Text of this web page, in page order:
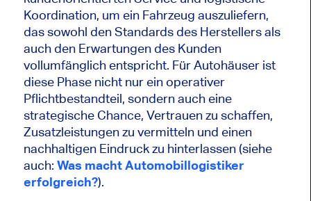
Koordination, um ein Fahrzeug auszuliefern,
das sowohl den Standards des Herstellers als
auch den Erwartungen des Kunden
vollumfänglich entspricht. Für Autohäuser ist
diese Phase nicht nur ein operativer
Pflichtbestandteil, sondern auch eine
strategische Chance, Vertrauen zu schaffen,
Zusatzleistungen zu vermitteln und einen
nachhaltigen Eindruck zu hinterlassen (siehe
auch: Was macht Automobillogistiker
erfolgreich?).